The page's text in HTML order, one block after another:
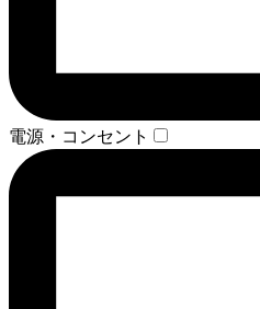
電源・コンセント